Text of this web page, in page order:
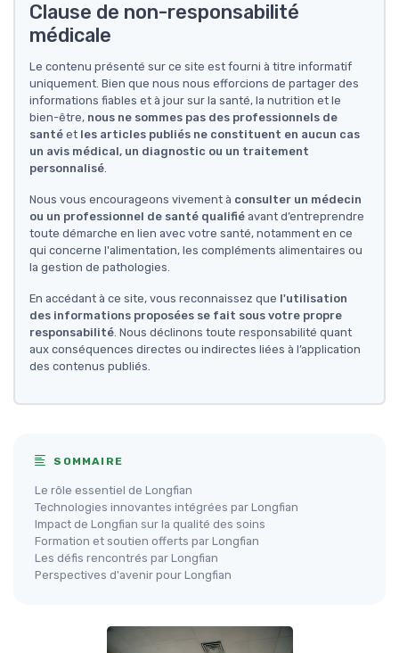
Clause de non-responsabilité
médicale
Le contenu présenté sur ce site est fourni à titre informatif
uniquement. Bien que nous nous efforcions de partager des
informations fiables et à jour sur la santé, la nutrition et le
bien-être, nous ne sommes pas des professionnels de
santé et les articles publiés ne constituent en aucun cas
un avis médical, un diagnostic ou un traitement
personnalisé.
Nous vous encourageons vivement à consulter un médecin
ou un professionnel de santé qualifié avant d’entreprendre
toute démarche en lien avec votre santé, notamment en ce
qui concerne l'alimentation, les compléments alimentaires ou
la gestion de pathologies.
En accédant à ce site, vous reconnaissez que l'utilisation
des informations proposées se fait sous votre propre
responsabilité. Nous déclinons toute responsabilité quant
aux conséquences directes ou indirectes liées à l’application
des contenus publiés.
SOMMAIRE
Le rôle essentiel de Longfian
Technologies innovantes intégrées par Longfian
Impact de Longfian sur la qualité des soins
Formation et soutien offerts par Longfian
Les défis rencontrés par Longfian
Perspectives d'avenir pour Longfian